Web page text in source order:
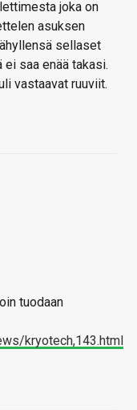
joka on
asuksen
sellaset
saa enää takasi.
vastaavat ruuviit.
tuodaan
kryotech,143.html